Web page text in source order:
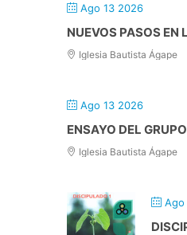
Ago 13 2026
NUEVOS PASOS EN
Iglesia Bautista Ágape
Ago 13 2026
ENSAYO DEL
Iglesia Bautista Ágape
Ago